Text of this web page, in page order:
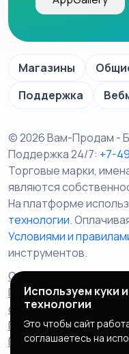
Магазины
Поддержка
© 2026 Вам-Продам -
Поддержка 24/7: +7-
Торговые марки,
являются
На платформе
технологии.
Условиями и
инструментов.
Отказ от
Политика
соглашение
Правообладателям
Политика cookie
Используем куки
технологии
Это чтобы сайт
соглашаетесь на